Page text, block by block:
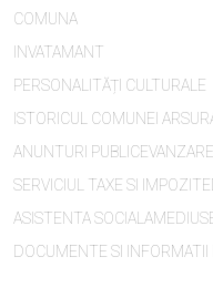
COMUNA
INVATAMANT
PERSONALITĂȚI CULTURALE
ISTORICUL COMUNEI
ANUNTURI PUBLICE
SERVICIUL TAXE SI IMPOZITE
ASISTENTA SOCIALAMEDIU
DOCUMENTE SI INFORMATII